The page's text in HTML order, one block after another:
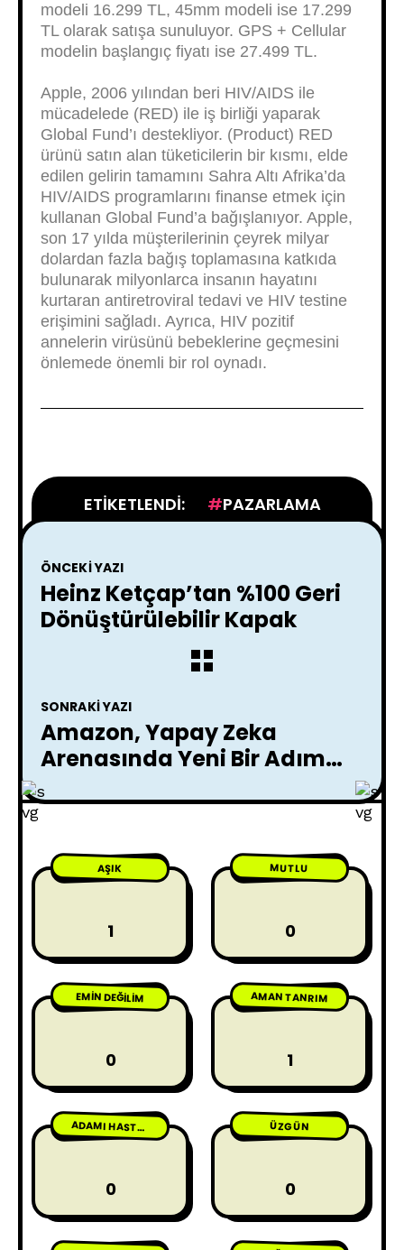
modeli 16.299 TL, 45mm modeli ise 17.299
TL olarak satışa sunuluyor. GPS + Cellular
modelin başlangıç fiyatı ise 27.499 TL.
Apple, 2006 yılından beri HIV/AIDS ile
mücadelede (RED) ile iş birliği yaparak
Global Fund’ı destekliyor. (Product) RED
ürünü satın alan tüketicilerin bir kısmı, elde
edilen gelirin tamamını Sahra Altı Afrika’da
HIV/AIDS programlarını finanse etmek için
kullanan Global Fund’a bağışlanıyor. Apple,
son 17 yılda müşterilerinin çeyrek milyar
dolardan fazla bağış toplamasına katkıda
bulunarak milyonlarca insanın hayatını
kurtaran antiretroviral tedavi ve HIV testine
erişimini sağladı. Ayrıca, HIV pozitif
annelerin virüsünü bebeklerine geçmesini
önlemede önemli bir rol oynadı.
ETIKETLENDI: PAZARLAMA
ÖNCEKI YAZI
Heinz Ketçap’tan %100 Geri
Dönüştürülebilir Kapak
SONRAKI YAZI
Amazon, Yapay Zeka
Arenasında Yeni Bir Adım
Attı
AŞIK
1
MUTLU
0
EMIN DEĞILIM
0
AMAN TANRIM
1
ADAMI HASTA ETME
0
ÜZGÜN
0